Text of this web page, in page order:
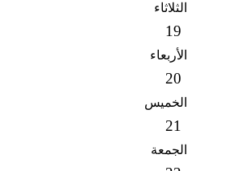
الثلاثاء
19
الأربعاء
20
الخميس
21
الجمعة